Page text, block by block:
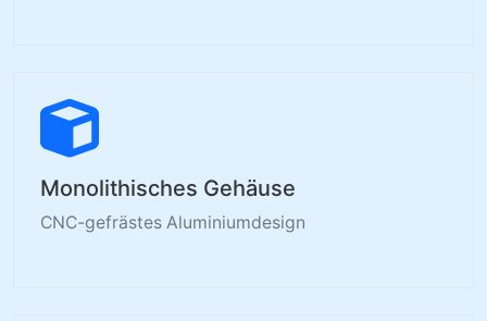
Monolithisches Gehäuse
CNC-gefrästes Aluminiumdesign